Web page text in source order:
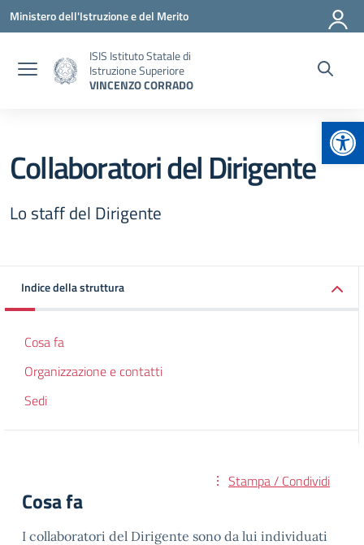
Vai ai contenuti
Vai al menu di navigazione
Vai al footer
Ministero dell'Istruzione e del Merito
ISIS Istituto Statale di
Istruzione Superiore
VINCENZO CORRADO
Collaboratori del Dirigente
Lo staff del Dirigente
Indice della struttura
Cosa fa
Organizzazione e contatti
Sedi
Stampa / Condividi
Cosa fa
I collaboratori del Dirigente sono da lui individuati